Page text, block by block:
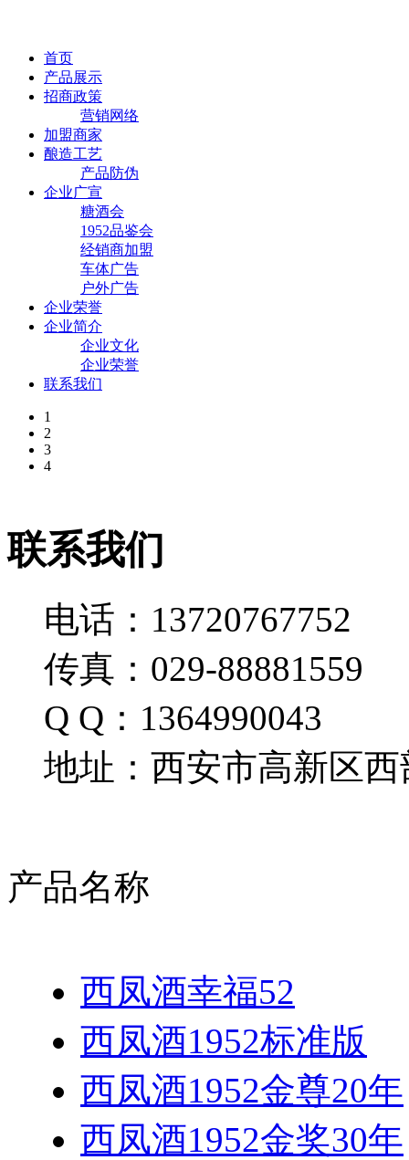
首页
产品展示
招商政策
营销网络
加盟商家
酿造工艺
产品防伪
企业广宣
糖酒会
1952品鉴会
经销商加盟
车体广告
户外广告
企业荣誉
企业简介
企业文化
企业荣誉
联系我们
1
2
3
4
联系我们
电话：13720767752
传真：029-88881559
Q Q：1364990043
地址：西安市高新区西
产品名称
西凤酒幸福52
西凤酒1952标准版
西凤酒1952金尊20年
西凤酒1952金奖30年